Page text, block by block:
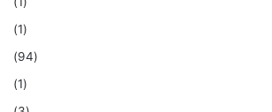
(1)
(94)
(1)